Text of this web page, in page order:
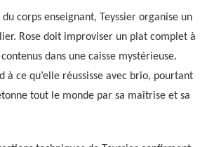
corps enseignant, Teyssier organise un
Rose doit improviser un plat complet à
dans une caisse mystérieuse.
à ce qu’elle réussisse avec brio, pourtant
tout le monde par sa maîtrise et sa